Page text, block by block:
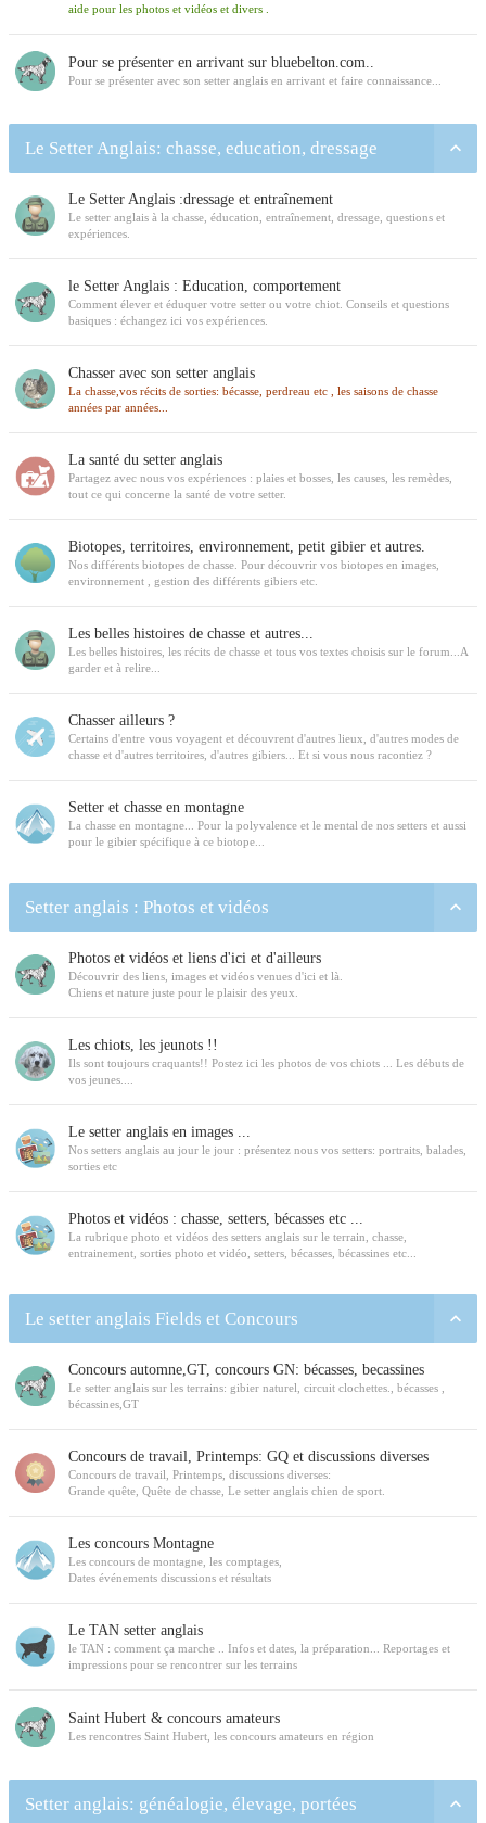
aide pour les photos et vidéos et divers .
Pour se présenter en arrivant sur bluebelton.com..
Pour se présenter avec son setter anglais en arrivant et faire connaissance...
Le Setter Anglais: chasse, education, dressage
Le Setter Anglais :dressage et entraînement
Le setter anglais à la chasse, éducation, entraînement, dressage, questions et
expériences.
le Setter Anglais : Education, comportement
Comment élever et éduquer votre setter ou votre chiot. Conseils et questions
basiques : échangez ici vos expériences.
Chasser avec son setter anglais
La chasse,vos récits de sorties: bécasse, perdreau etc , les saisons de chasse
années par années...
La santé du setter anglais
Partagez avec nous vos expériences : plaies et bosses, les causes, les remèdes,
tout ce qui concerne la santé de votre setter.
Biotopes, territoires, environnement, petit gibier et autres.
Nos différents biotopes de chasse. Pour découvrir vos biotopes en images,
environnement , gestion des différents gibiers etc.
Les belles histoires de chasse et autres...
Les belles histoires, les récits de chasse et tous vos textes choisis sur le forum...A
garder et à relire...
Chasser ailleurs ?
Certains d'entre vous voyagent et découvrent d'autres lieux, d'autres modes de
chasse et d'autres territoires, d'autres gibiers... Et si vous nous racontiez ?
Setter et chasse en montagne
La chasse en montagne... Pour la polyvalence et le mental de nos setters et aussi
pour le gibier spécifique à ce biotope...
Setter anglais : Photos et vidéos
Photos et vidéos et liens d'ici et d'ailleurs
Découvrir des liens, images et vidéos venues d'ici et là.
Chiens et nature juste pour le plaisir des yeux.
Les chiots, les jeunots !!
Ils sont toujours craquants!! Postez ici les photos de vos chiots ... Les débuts de
vos jeunes....
Le setter anglais en images ...
Nos setters anglais au jour le jour : présentez nous vos setters: portraits, balades,
sorties etc
Photos et vidéos : chasse, setters, bécasses etc ...
La rubrique photo et vidéos des setters anglais sur le terrain, chasse,
entrainement, sorties photo et vidéo, setters, bécasses, bécassines etc...
Le setter anglais Fields et Concours
Concours automne,GT, concours GN: bécasses, becassines
Le setter anglais sur les terrains: gibier naturel, circuit clochettes., bécasses ,
bécassines,GT
Concours de travail, Printemps: GQ et discussions diverses
Concours de travail, Printemps, discussions diverses:
Grande quête, Quête de chasse, Le setter anglais chien de sport.
Les concours Montagne
Les concours de montagne, les comptages,
Dates événements discussions et résultats
Le TAN setter anglais
le TAN : comment ça marche .. Infos et dates, la préparation... Reportages et
impressions pour se rencontrer sur les terrains
Saint Hubert & concours amateurs
Les rencontres Saint Hubert, les concours amateurs en région
Setter anglais: généalogie, élevage, portées